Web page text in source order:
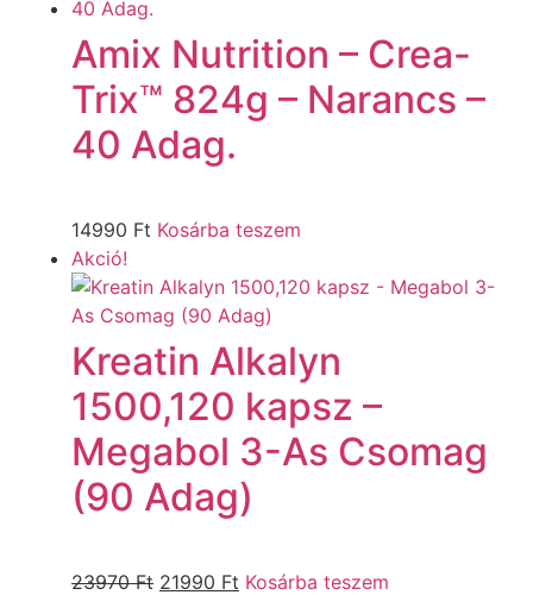
Amix Nutrition – Crea-
Trix™ 824g – Narancs –
40 Adag.
14990 Ft Kosárba teszem
Akció!
Kreatin Alkalyn
1500,120 kapsz –
Megabol 3-As Csomag
(90 Adag)
23970Ft 21990 Ft Kosárba teszem